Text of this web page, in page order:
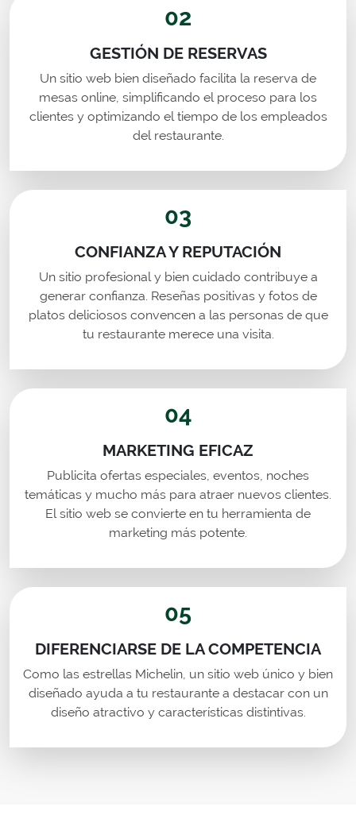
02
GESTIÓN DE RESERVAS
Un sitio web bien diseñado facilita la reserva de
mesas online, simplificando el proceso para los
clientes y optimizando el tiempo de los empleados
del restaurante.
03
CONFIANZA Y REPUTACIÓN
Un sitio profesional y bien cuidado contribuye a
generar confianza. Reseñas positivas y fotos de
platos deliciosos convencen a las personas de que
tu restaurante merece una visita.
04
MARKETING EFICAZ
Publicita ofertas especiales, eventos, noches
temáticas y mucho más para atraer nuevos clientes.
El sitio web se convierte en tu herramienta de
marketing más potente.
05
DIFERENCIARSE DE LA COMPETENCIA
Como las estrellas Michelin, un sitio web único y bien
diseñado ayuda a tu restaurante a destacar con un
diseño atractivo y características distintivas.